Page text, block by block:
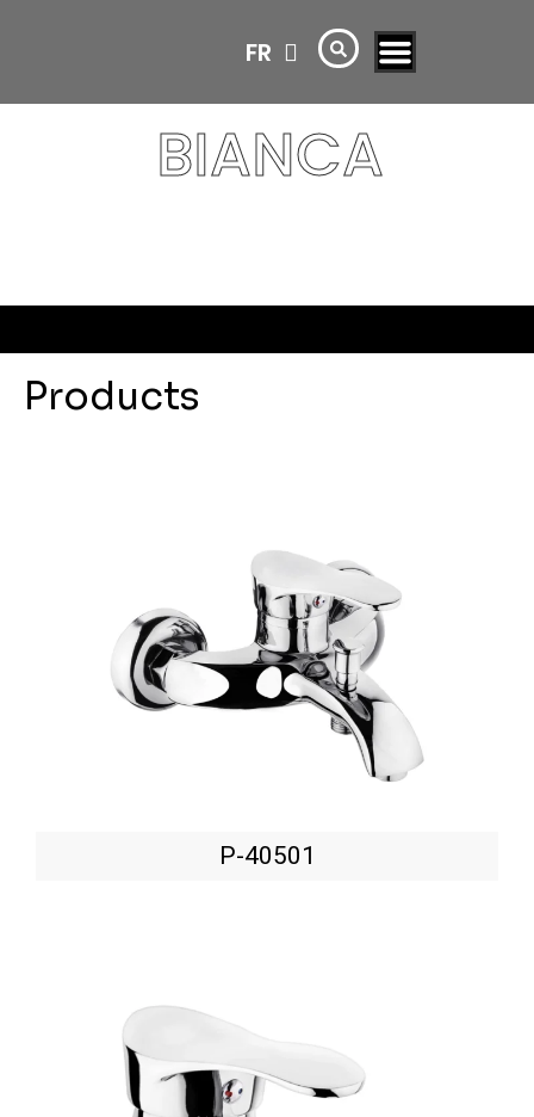
FR
AR
BIANCA
Products
P-40501